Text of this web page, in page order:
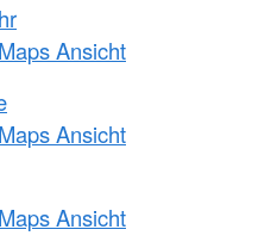
Ansicht
Ansicht
Ansicht